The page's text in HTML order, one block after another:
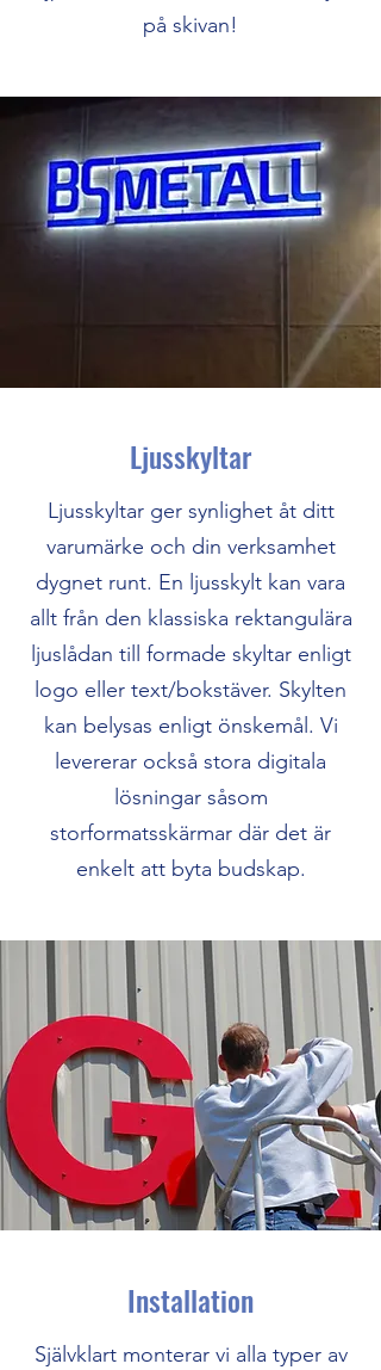
på skivan!
Ljusskyltar
Ljusskyltar ger synlighet åt ditt
varumärke och din verksamhet
dygnet runt. En ljusskylt kan vara
allt från den klassiska rektangulära
ljuslådan till formade skyltar enligt
logo eller text/bokstäver. Skylten
kan belysas enligt önskemål. Vi
levererar också stora digitala
lösningar såsom
storformatsskärmar där det är
enkelt att byta budskap.
Installation
Självklart monterar vi alla typer av